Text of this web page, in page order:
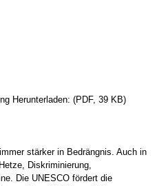
Herunterladen: (PDF, 39 KB)
stärker in Bedrängnis. Auch in
Diskriminierung,
Die UNESCO fördert die